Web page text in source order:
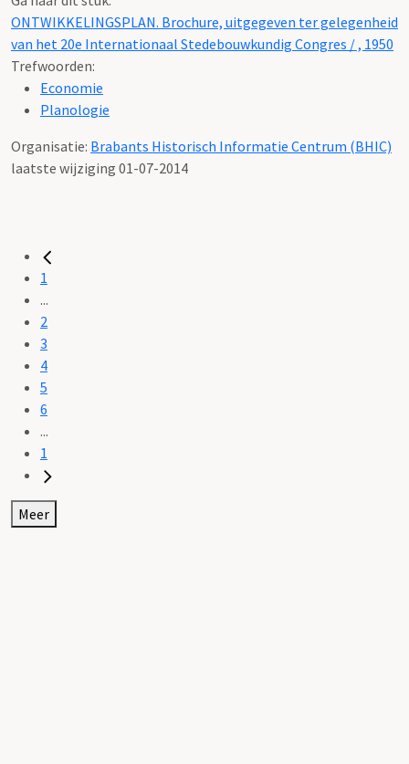
ONTWIKKELINGSPLAN. Brochure, uitgegeven ter gelegenheid
van het 20e Internationaal Stedebouwkundig Congres / , 1950
Trefwoorden:
Economie
Planologie
Organisatie: Brabants Historisch Informatie Centrum (BHIC)
laatste wijziging 01-07-2014
1
...
2
3
4
5
6
...
1
Meer